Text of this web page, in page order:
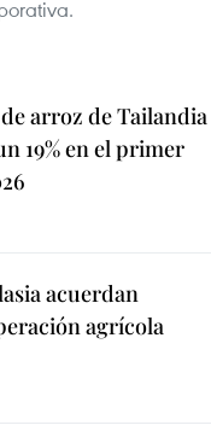
arroz de Tailandia
19% en el primer
acuerdan
agrícola